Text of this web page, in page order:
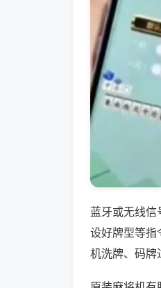
蓝牙或无线
设好牌型等指
机洗牌、码牌